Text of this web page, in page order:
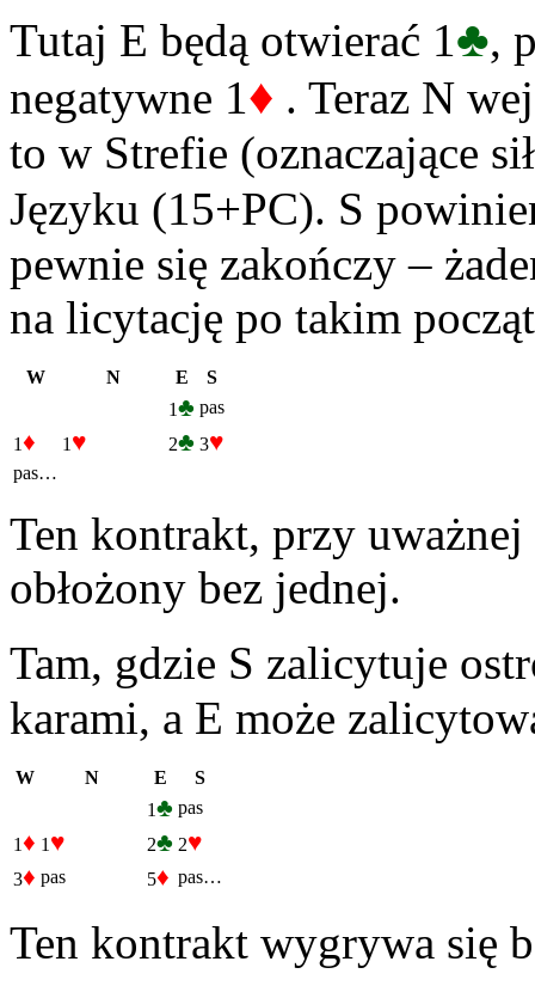
Tutaj E będą otwierać 1♣,
negatywne 1♦ . Teraz N
to w Strefie (oznaczające
Języku (15+PC). S
pewnie się zakończy –
na licytację po takim
W N E
S
1♣ pas
1♦ 1 ♥ 2♣ 3♥
pas…
Ten kontrakt, przy
obłożony bez jednej.
Tam, gdzie S zalicytuje
karami, a E może
W N E
S
1♣ pas
1♦ 1 ♥ 2♣ 2♥
3♦ pas 5♦ pas…
Ten kontrakt wygrywa się